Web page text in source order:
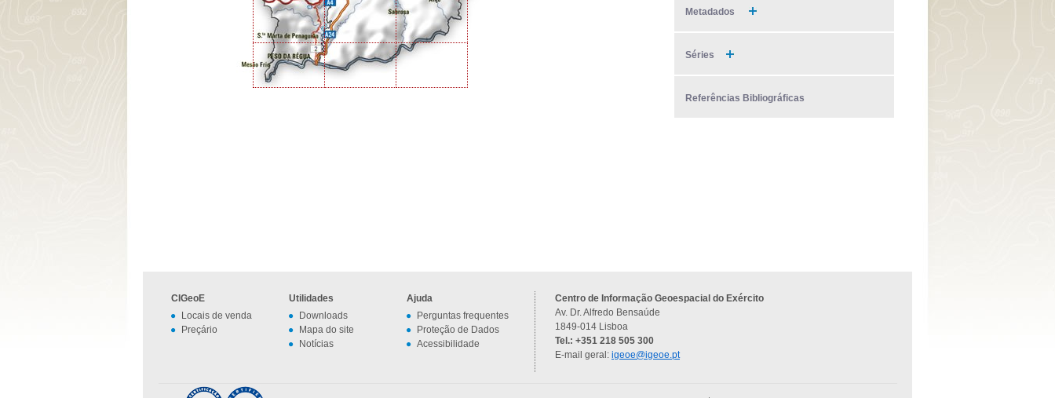
Metadados
Séries
Referências Bibliográficas
CIGeoE
Locais de venda
Preçário
Utilidades
Downloads
Mapa do site
Notícias
Ajuda
Perguntas frequentes
Proteção de Dados
Acessibilidade
Centro de Informação Geoespacial do Exército
Av. Dr. Alfredo Bensaúde
1849-014 Lisboa
Tel.: +351 218 505 300
E-mail geral: igeoe@igeoe.pt